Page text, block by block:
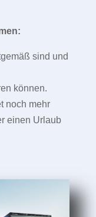
sind und
können.
noch mehr
einen Urlaub